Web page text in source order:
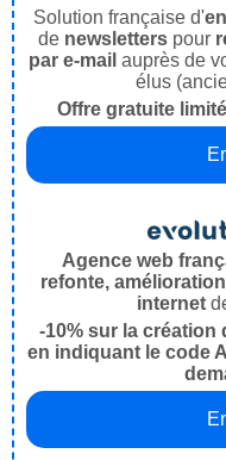
Solution française d'
de newsletters pour
par e-mail auprès de
élus
Offre gratuite
Agence web
refonte,
internet
-10% sur la création
en indiquant le code